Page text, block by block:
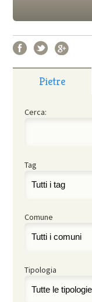
Pietre
Cerca:
Tag
Comune
Tipologia